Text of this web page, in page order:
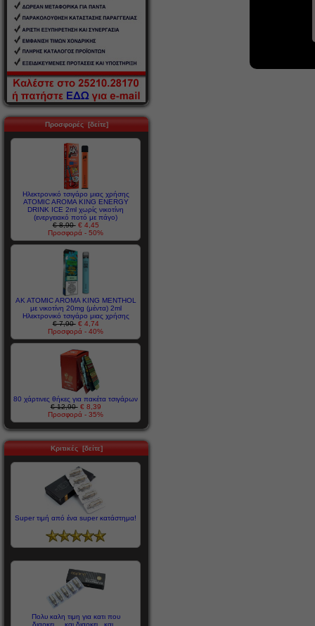
Προσφορές [δείτε]
Ηλεκτρονικό τσιγάρο μιας χρήσης
ATOMIC AROMA KING ENERGY
DRINK ICE 2ml χωρίς νικοτίνη
(ενεργειακό ποτό με πάγο)
€ 8,90 € 4,45
Προσφορά - 50%
AK ATOMIC AROMA KING MENTHOL
με νικοτίνη 20mg (μέντα) 2ml
Ηλεκτρονικό τσιγάρο μιας χρήσης
€ 7,90 € 4,74
Προσφορά - 40%
80 χάρτινες θήκες για πακέτα τσιγάρων
€ 12,90 € 8,39
Προσφορά - 35%
Κριτικές [δείτε]
Super τιμή από ένα super κατάστημα!
Πολυ καλη τιμη για κατι που
διαρκει.....και διαρκει...και...